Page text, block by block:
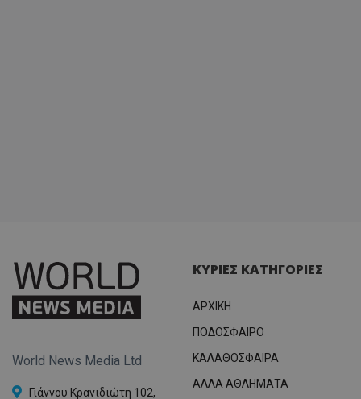
World News Media Ltd
Γιάννου Κρανιδιώτη 102,
ΚΥΡΙΕΣ ΚΑΤΗΓΟΡΙΕΣ
ΑΡΧΙΚΗ
ΠΟΔΟΣΦΑΙΡΟ
ΚΑΛΑΘΟΣΦΑΙΡΑ
ΑΛΛΑ ΑΘΛΗΜΑΤΑ